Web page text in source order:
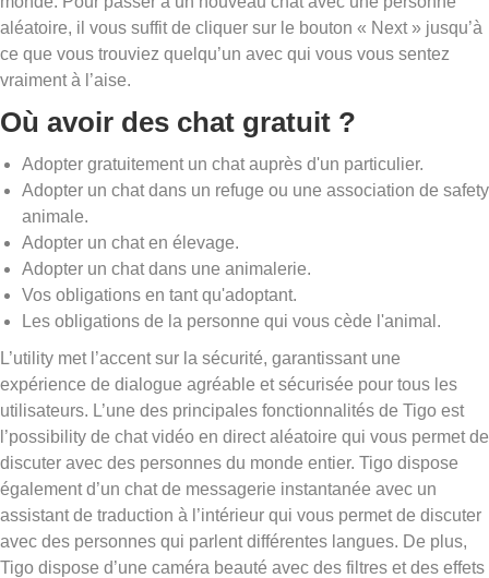
aléatoire, il vous suffit de cliquer sur le bouton « Next » jusqu’à
ce que vous trouviez quelqu’un avec qui vous vous sentez
vraiment à l’aise.
Où avoir des chat gratuit ?
Adopter gratuitement un chat auprès d'un particulier.
Adopter un chat dans un refuge ou une association de safety
animale.
Adopter un chat en élevage.
Adopter un chat dans une animalerie.
Vos obligations en tant qu'adoptant.
Les obligations de la personne qui vous cède l'animal.
L’utility met l’accent sur la sécurité, garantissant une
expérience de dialogue agréable et sécurisée pour tous les
utilisateurs. L’une des principales fonctionnalités de Tigo est
l’possibility de chat vidéo en direct aléatoire qui vous permet de
discuter avec des personnes du monde entier. Tigo dispose
également d’un chat de messagerie instantanée avec un
assistant de traduction à l’intérieur qui vous permet de discuter
avec des personnes qui parlent différentes langues. De plus,
Tigo dispose d’une caméra beauté avec des filtres et des effets